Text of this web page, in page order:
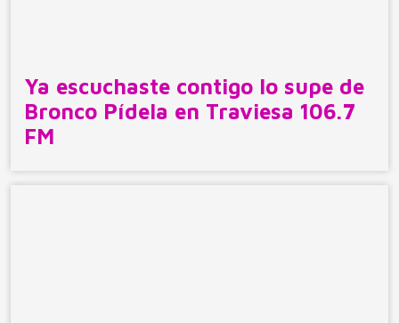
Ya escuchaste contigo lo supe de
Bronco Pídela en Traviesa 106.7
FM